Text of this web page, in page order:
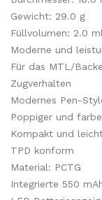
Gewicht: 29.0 g
Füllvolumen: 2.0
Moderne und
Für das MTL/
Zugverhalten
Modernes Pen-
Poppiger und
Kompakt und
TPD konform
Material: PCTG
Integrierte 550